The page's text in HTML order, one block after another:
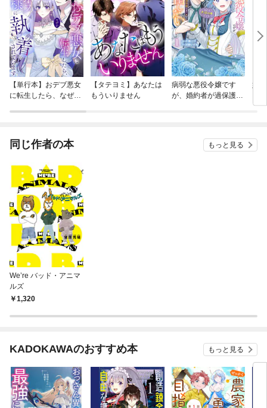
【単行本】おデブ悪女
に転生したら、なぜか
【タテヨミ】あなたは
もういりません
病弱な悪役令嬢です
が、婚約者が過保護す
妹
同じ作者の本 もっと見る
We’re バッド・アニマ
ルズ
1,320
KADOKAWAのおすすめ本 もっと見る